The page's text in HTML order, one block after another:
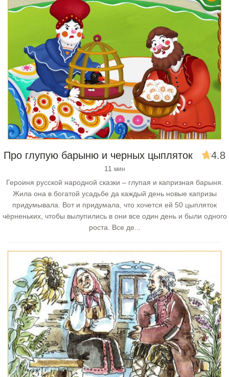
Про глупую барыню и черных цыпляток 4.8
11 мин
Героиня русской народной сказки – глупая и капризная барыня.
Жила она в богатой усадьбе да каждый день новые капризы
придумывала. Вот и придумала, что хочется ей 50 цыпляток
чёрненьких, чтобы вылупились в они все один день и были одного
роста. Все де...